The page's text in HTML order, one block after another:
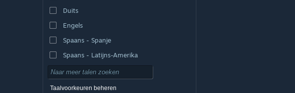
Duits
Engels
Spaans - Spanje
Spaans - Latijns-Amerika
Taalvoorkeuren beheren